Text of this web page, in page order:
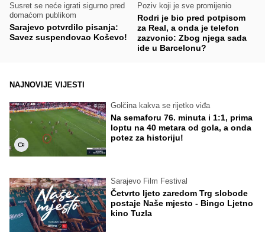
Susret se neće igrati sigurno pred
domaćom publikom
Sarajevo potvrdilo pisanja:
Savez suspendovao Koševo!
Poziv koji je sve promijenio
Rodri je bio pred potpisom
za Real, a onda je telefon
zazvonio: Zbog njega sada
ide u Barcelonu?
NAJNOVIJE VIJESTI
Golčina kakva se rijetko viđa
Na semaforu 76. minuta i 1:1, prima
loptu na 40 metara od gola, a onda
potez za historiju!
Sarajevo Film Festival
Četvrto ljeto zaredom Trg slobode
postaje Naše mjesto - Bingo Ljetno
kino Tuzla